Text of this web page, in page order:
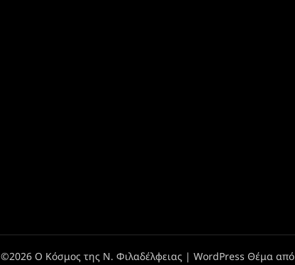
©2026 Ο Κόσμος της Ν. Φιλαδέλφειας | WordPress Θέμα από